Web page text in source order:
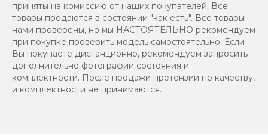
приняты на комиссию от наших покупателей. Все
товары продаются в состоянии "как есть". Все товары
нами проверены, но мы НАСТОЯТЕЛЬНО рекомендуем
при покупке проверить модель самостоятельно. Если
Вы покупаете дистанционно, рекомендуем запросить
дополнительно фотографии состояния и
комплектности. После продажи претензии по качеству,
и комплектности не принимаются.